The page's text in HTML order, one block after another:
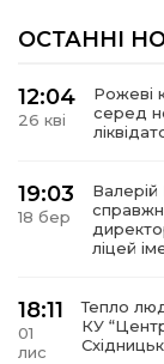
ОСТАННІ
12:04
26 кві
Рожеві
серед
19:03
18 бер
ліцей
18:11
01
лис
Тепло
КУ